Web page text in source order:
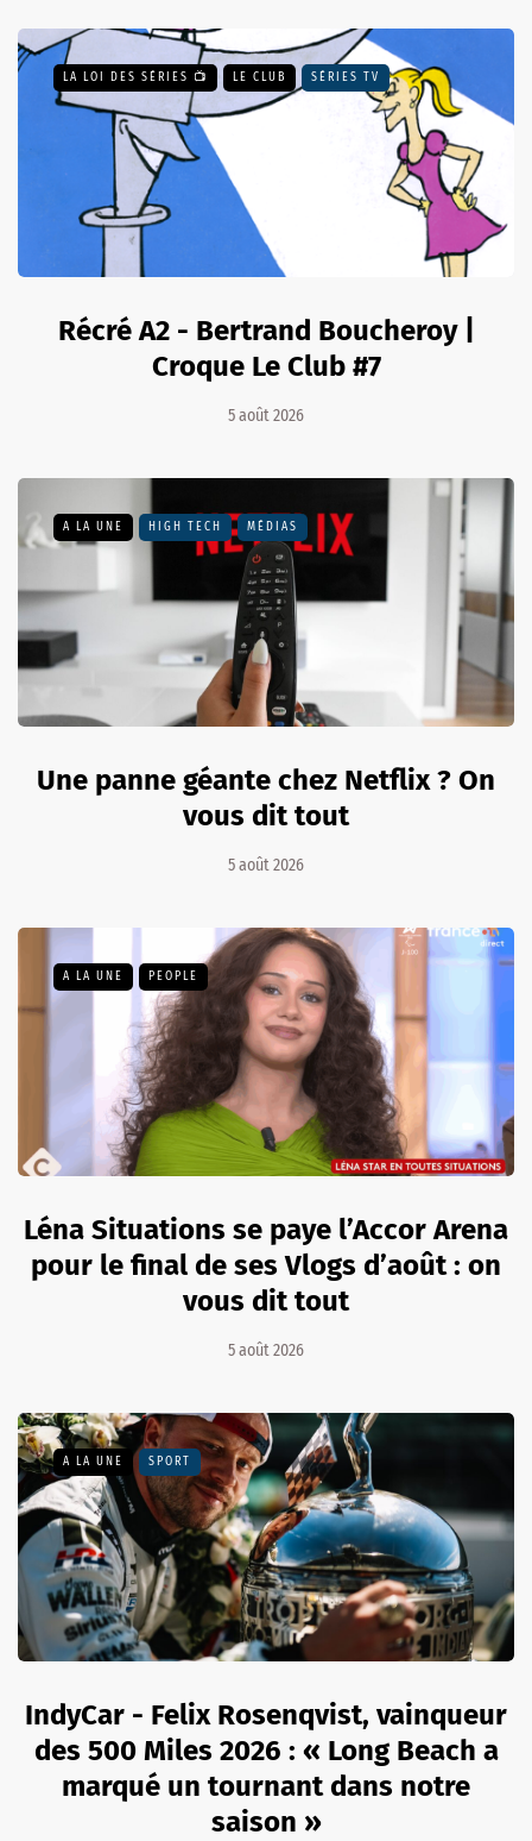
LA LOI DES SÉRIES 📺 LE CLUB SÉRIES TV
Récré A2 - Bertrand Boucheroy |
Croque Le Club #7
5 août 2026
A LA UNE HIGH TECH MÉDIAS
Une panne géante chez Netflix ? On
vous dit tout
5 août 2026
A LA UNE PEOPLE
Léna Situations se paye l’Accor Arena
pour le final de ses Vlogs d’août : on
vous dit tout
5 août 2026
A LA UNE SPORT
IndyCar - Felix Rosenqvist, vainqueur
des 500 Miles 2026 : « Long Beach a
marqué un tournant dans notre
saison »